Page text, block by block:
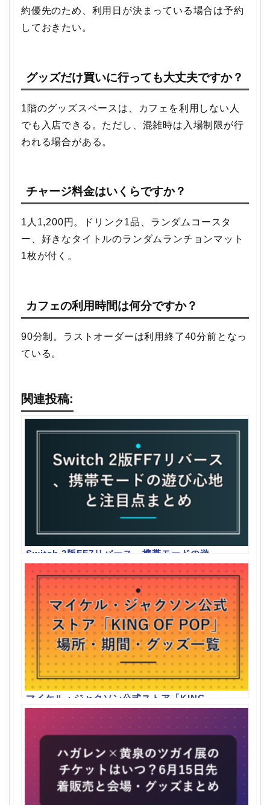
約優先のため、利用日が決まっている場合は予約
しておきたい。
グッズだけ買いに行っても大丈夫ですか？
1階のグッズスペースは、カフェを利用しない人
でも入店できる。ただし、混雑時は入場制限が行
われる場合がある。
チャージ料金はいくらですか？
1人1,200円。ドリンク1品、ランダムコースタ
ー、好きなタイトルのランダムランチョンマット
1枚が付く。
カフェの利用時間は何分ですか？
90分制。ラストオーダーは利用終了40分前となっ
ている。
関連投稿:
Switch 2版FF7リバース、携帯モードの遊
び心地と注目点まとめ
マイケル・ジャクソン公式ストア「KING
OF POP」場所・期間・グッズ一覧